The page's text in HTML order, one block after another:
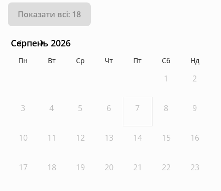
Показати всі: 18
Серпень 2026
Пн Вт Ср Чт Пт Сб Нд
1 2
3 4 5 6 7 8 9
10 11 12 13 14 15 16
17 18 19 20 21 22 23